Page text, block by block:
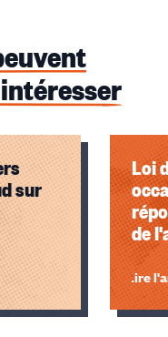
sur
Loi
de
Lire